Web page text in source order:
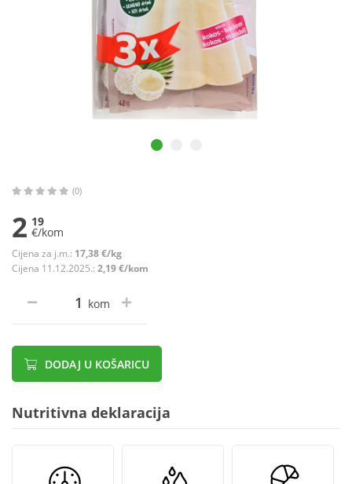
(0)
2 19
€/kom
Cijena za j.m.: 17,38 €/kg
Cijena 11.12.2025.: 2,19 €/kom
kom
DODAJ U KOŠARICU
Nutritivna deklaracija